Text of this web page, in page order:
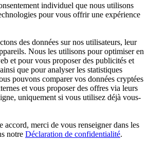
individuel que nous utilisons
pour vous offrir une expérience
des données sur nos utilisateurs, leur
Nous les utilisons pour optimiser en
et pour vous proposer des publicités et
que pour analyser les statistiques
pouvons comparer vos données cryptées
et vous proposer des offres via leurs
uniquement si vous utilisez déjà vous-
accord, merci de vous renseigner dans les
notre Déclaration de confidentialité.